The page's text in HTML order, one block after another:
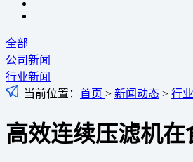
全部
公司新闻
行业新闻
当前位置： 首页 > 新闻动态 > 行
高效连续压滤机在